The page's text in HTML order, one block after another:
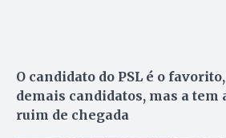
O candidato do PSL é o
demais candidatos, mas a tem
ruim de chegada